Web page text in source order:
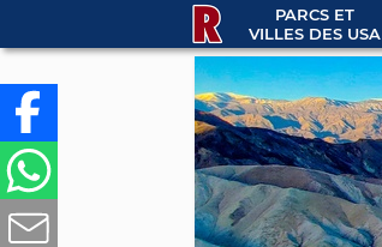
PARCS ET
VILLES DES USA